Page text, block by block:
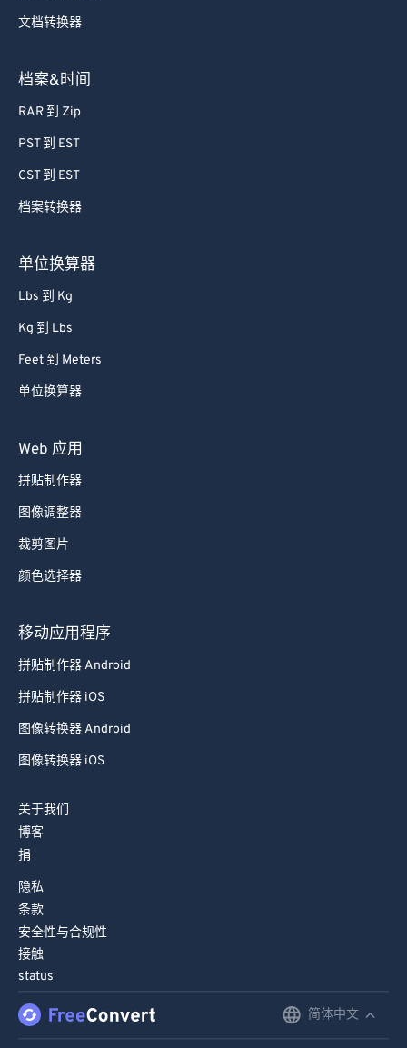
文档转换器
档案&时间
RAR 到 Zip
PST 到 EST
CST 到 EST
档案转换器
单位换算器
Lbs 到 Kg
Kg 到 Lbs
Feet 到 Meters
单位换算器
Web 应用
拼贴制作器
图像调整器
裁剪图片
颜色选择器
移动应用程序
拼贴制作器 Android
拼贴制作器 iOS
图像转换器 Android
图像转换器 iOS
关于我们
博客
捐
隐私
条款
安全性与合规性
接触
status
简体中文